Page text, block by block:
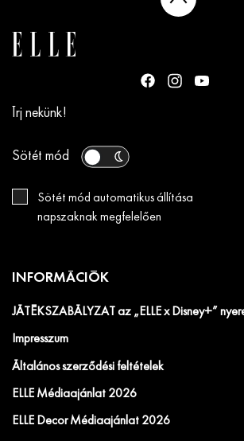
Írj nekünk!
Sötét mód
Sötét mód automatikus állítása
napszaknak megfelelően
INFORMÁCIÓK
JÁTÉKSZABÁLYZAT az „ELLE x Disney+”
Impresszum
Általános szerződési feltételek
ELLE Médiaajánlat 2026
ELLE Decor Médiaajánlat 2026